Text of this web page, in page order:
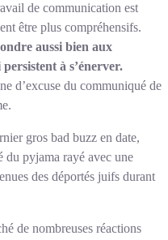
de communication est
être plus compréhensifs.
aussi bien aux
à s’énerver.
d’excuse du communiqué de
gros bad buzz en date,
du pyjama rayé avec une
des déportés juifs durant
de nombreuses réactions